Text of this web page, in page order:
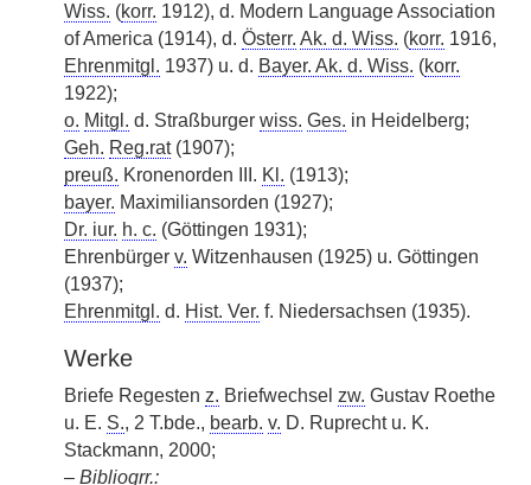
Wiss. (korr. 1912), d. Modern Language Association
of America (1914), d. Österr. Ak. d. Wiss. (korr. 1916,
Ehrenmitgl. 1937) u. d. Bayer. Ak. d. Wiss. (korr.
1922);
o. Mitgl. d. Straßburger wiss. Ges. in Heidelberg;
Geh. Reg.rat(1907);
preuß. Kronenorden III. Kl. (1913);
bayer. Maximiliansorden (1927);
Dr. iur. h. c. (Göttingen 1931);
Ehrenbürger v. Witzenhausen (1925) u. Göttingen
(1937);
Ehrenmitgl. d. Hist. Ver. f. Niedersachsen (1935).
Werke
Briefe Regesten z. Briefwechsel zw. Gustav Roethe
u. E. S., 2 T.bde., bearb. v. D. Ruprecht u. K.
Stackmann, 2000;
– Bibliogrr.: